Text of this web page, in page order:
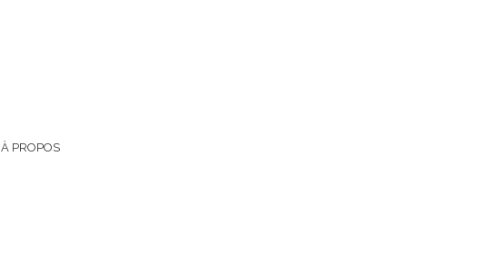
À PROPOS